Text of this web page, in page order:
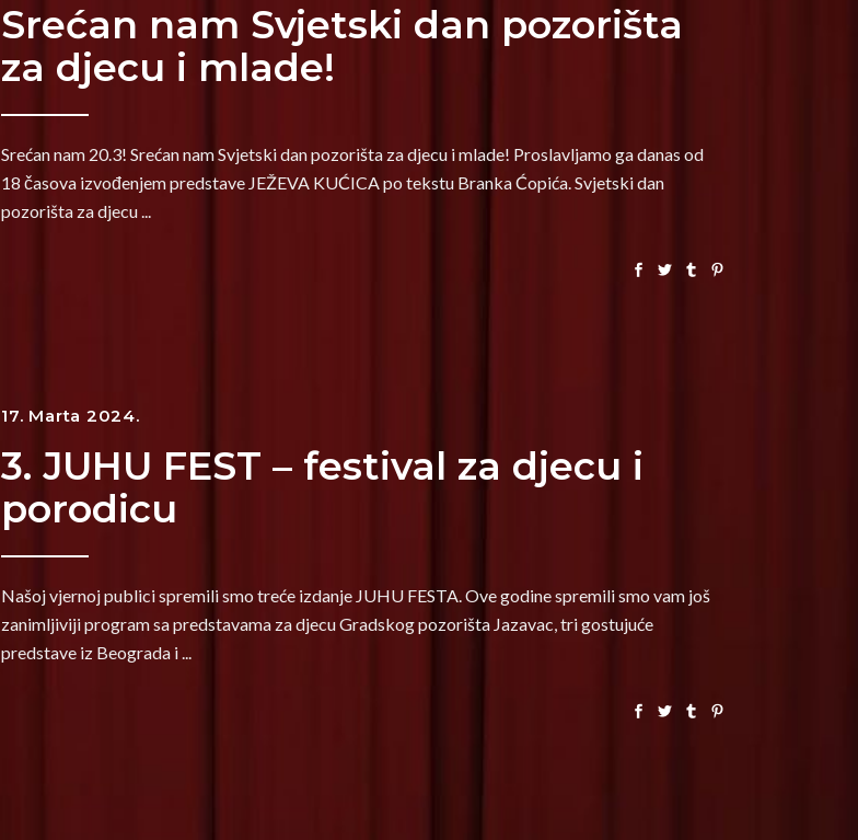
Srećan nam Svjetski dan pozorišta
za djecu i mlade!
Srećan nam 20.3! Srećan nam Svjetski dan pozorišta za djecu i mlade! Proslavljamo ga danas od
18 časova izvođenjem predstave JEŽEVA KUĆICA po tekstu Branka Ćopića. Svjetski dan
pozorišta za djecu
17. Marta 2024.
3. JUHU FEST – festival za djecu i
porodicu
Našoj vjernoj publici spremili smo treće izdanje JUHU FESTA. Ove godine spremili smo vam još
zanimljiviji program sa predstavama za djecu Gradskog pozorišta Jazavac, tri gostujuće
predstave iz Beograda i